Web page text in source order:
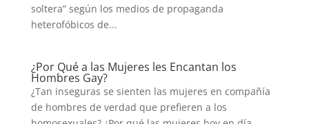
soltera” según los medios de propaganda
heterofóbicos de...
¿Por Qué a las Mujeres les Encantan los
Hombres Gay?
¿Tan inseguras se sienten las mujeres en compañía
de hombres de verdad que prefieren a los